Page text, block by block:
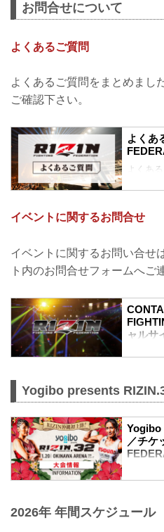
お問合せについて
よくあるご質問
よくあるご質問をまとめまし
ご確認下さい。
よくあ
よくあ
わせの
せ
て、ウ
り、開
けいた
げます。
この件
イベントに関するお問合せ
イベントに関するお問い合せ
ト内のお問合せフォームへご
ャルサ
RIZIN
「RIZIN
ン）の
いきま
Yogibo presents
Yogibo
／チケ
日時
2026年 年間スケジュール